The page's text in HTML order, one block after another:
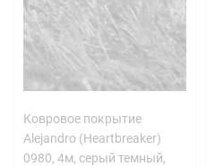
Ковровое покрытие
Alejandro (Heartbreaker)
0980, 4м, серый темный,